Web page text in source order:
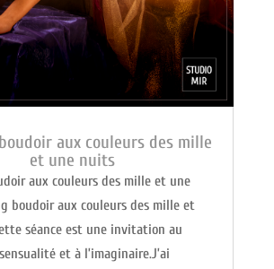
aux couleurs des mille
et une nuits
aux couleurs des mille et une
boudoir aux couleurs des mille et
séance est une invitation au
et à l’imaginaire.J’ai